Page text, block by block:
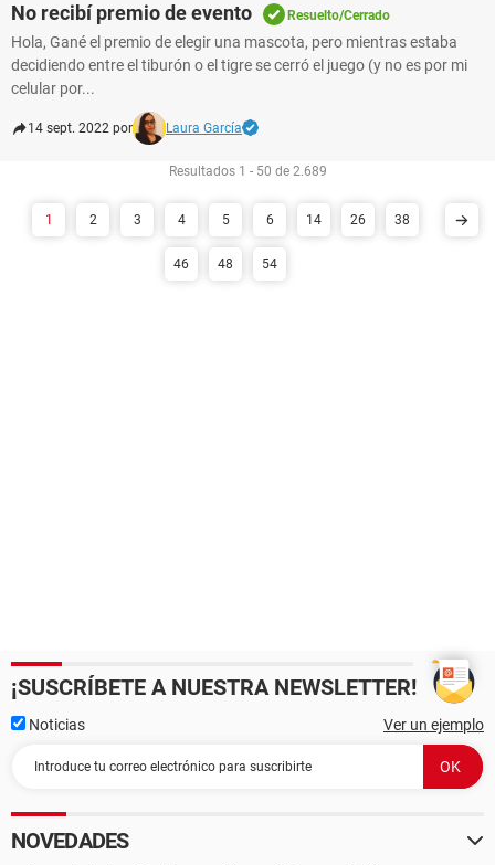
No recibí premio de evento Resuelto/Cerrado
Hola, Gané el premio de elegir una mascota, pero mientras estaba
decidiendo entre el tiburón o el tigre se cerró el juego (y no es por mi
celular por...
14 sept. 2022 por Laura García
Resultados 1 - 50 de 2.689
1 2 3 4 5 6 14 26 38
46 48 54
¡SUSCRÍBETE A NUESTRA NEWSLETTER!
Noticias Ver un ejemplo
NOVEDADES